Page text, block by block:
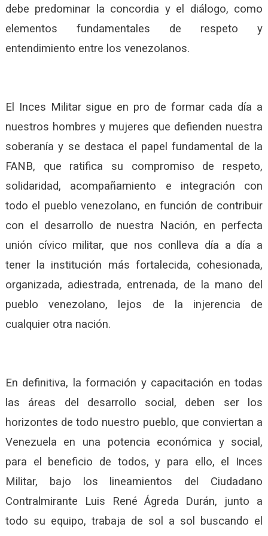
debe predominar la concordia y el diálogo, como
elementos fundamentales de respeto y
entendimiento entre los venezolanos.
El Inces Militar sigue en pro de formar cada día a
nuestros hombres y mujeres que defienden nuestra
soberanía y se destaca el papel fundamental de la
FANB, que ratifica su compromiso de respeto,
solidaridad, acompañamiento e integración con
todo el pueblo venezolano, en función de contribuir
con el desarrollo de nuestra Nación, en perfecta
unión cívico militar, que nos conlleva día a día a
tener la institución más fortalecida, cohesionada,
organizada, adiestrada, entrenada, de la mano del
pueblo venezolano, lejos de la injerencia de
cualquier otra nación.
En definitiva, la formación y capacitación en todas
las áreas del desarrollo social, deben ser los
horizontes de todo nuestro pueblo, que conviertan a
Venezuela en una potencia económica y social,
para el beneficio de todos, y para ello, el Inces
Militar, bajo los lineamientos del Ciudadano
Contralmirante Luis René Ágreda Durán, junto a
todo su equipo, trabaja de sol a sol buscando el